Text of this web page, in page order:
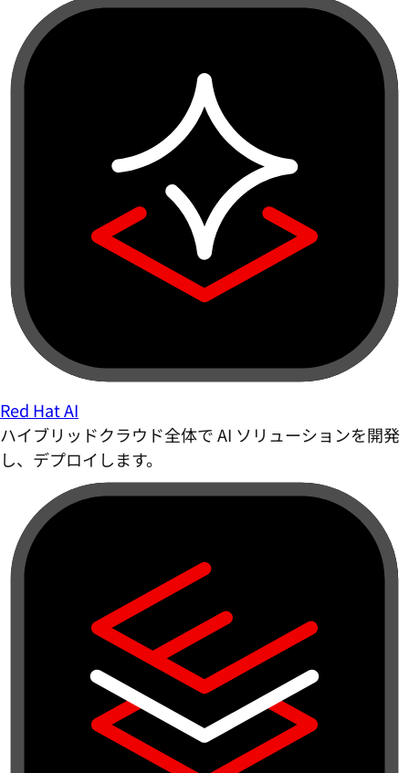
Red Hat AI
ハイブリッドクラウド全体で AI ソリューションを開発
し、デプロイします。